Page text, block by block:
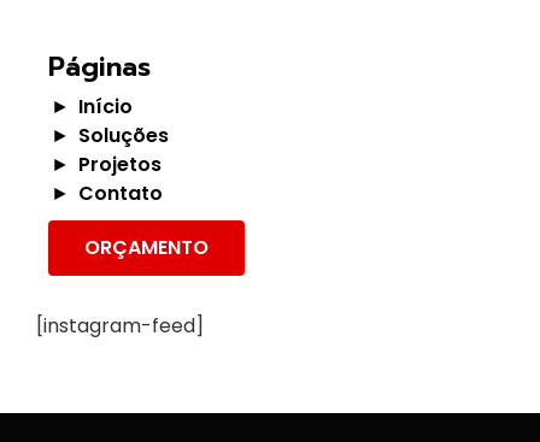
Páginas
Início
Soluções
Projetos
Contato
ORÇAMENTO
[instagram-feed]